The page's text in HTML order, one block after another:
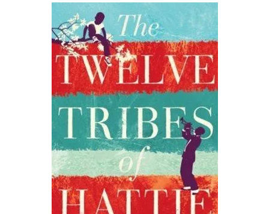
שנים
עשר
השבטים
של
האטי
//
The
Twelve
Tribes
Hattie
/
Ayana
Mathis